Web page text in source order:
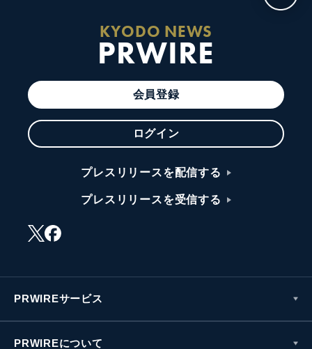
KYODO NEWS
PRWIRE
会員登録
ログイン
プレスリリースを配信する
プレスリリースを受信する
PRWIREサービス
PRWIREについて